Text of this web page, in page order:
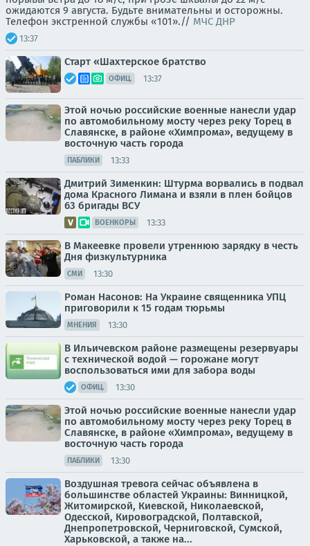
ожидаются 9 августа. Будьте внимательны и осторожны.
Телефон экстренной службы «101».// МЧС ДНР
13:37
Старт «Шахтерское братство
ОФИЦ. 13:37
Этой ночью российские военные нанесли удар
по автомобильному мосту через реку Торец в
Славянске, в районе «Химпрома», ведущему в
восточную часть города
ПАБЛИКИ 13:33
Дмитрий Зименкин: Штурма ворвались в подвал
дома Красного Лимана и взяли в плен бойцов
63 бригады ВСУ
ВОЕНКОРЫ 13:33
В Макеевке провели утреннюю зарядку в честь
Дня физкультурника
СМИ 13:30
Роман Насонов: На Украине священника УПЦ
приговорили к 15 годам тюрьмы
МНЕНИЯ 13:30
В Ильичевском районе размещены резервуары
с технической водой — горожане могут
воспользоваться ими для забора воды
ОФИЦ. 13:30
Этой ночью российские военные нанесли удар
по автомобильному мосту через реку Торец в
Славянске, в районе «Химпрома», ведущему в
восточную часть города
ПАБЛИКИ 13:30
Воздушная тревога сейчас объявлена в
большинстве областей Украины: Винницкой,
Житомирской, Киевской, Николаевской,
Одесской, Кировоградской, Полтавской,
Днепропетровской, Черниговской, Сумской,
Харьковской, а также на...